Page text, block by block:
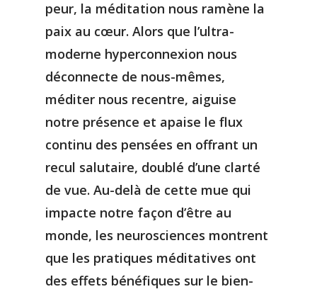
peur, la méditation nous ramène la
paix au cœur. Alors que l’ultra-
moderne hyperconnexion nous
déconnecte de nous-mêmes,
méditer nous recentre, aiguise
notre présence et apaise le flux
continu des pensées en offrant un
recul salutaire, doublé d’une clarté
de vue. Au-delà de cette mue qui
impacte notre façon d’être au
monde, les neurosciences montrent
que les pratiques méditatives ont
des effets bénéfiques sur le bien-